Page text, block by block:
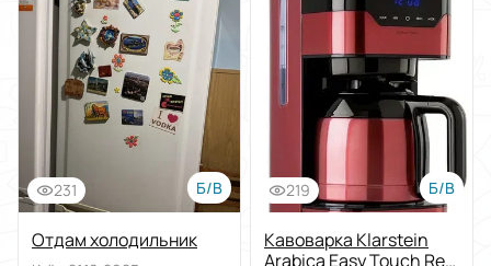
231 Б/В
Отдам холодильник
219 Б/В
Кавоварка Klarstein
Arabica Easy Touch Red